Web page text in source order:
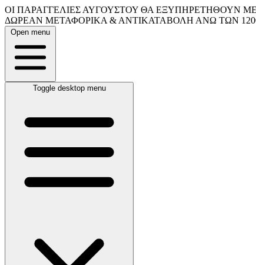
ΟΙ ΠΑΡΑΓΓΕΛΙΕΣ ΑΥΓΟΥΣΤΟΥ ΘΑ ΕΞΥΠΗΡΕΤΗΘΟΥΝ
ΔΩΡΕΑΝ ΜΕΤΑΦΟΡΙΚΑ & ΑΝΤΙΚΑΤΑΒΟΛΗ ΑΝΩ ΤΩΝ
Open menu
Toggle desktop menu